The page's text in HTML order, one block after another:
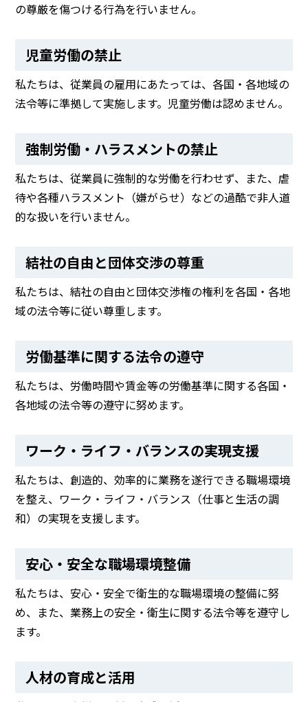
の尊厳を傷つける行為を行いません。
児童労働の禁止
私たちは、従業員の雇用にあたっては、各国・各地域の
法令等に準拠して実施します。児童労働は認めません。
強制労働・ハラスメントの禁止
私たちは、従業員に強制的な労働を行わせず、また、虐
待や各種ハラスメント（嫌がらせ）などの過酷で非人道
的な扱いを行いません。
結社の自由と団体交渉の尊重
私たちは、結社の自由と団体交渉権の権利を各国・各地
域の法令等に従い尊重します。
労働基準に関する法令の遵守
私たちは、労働時間や賃金等の労働基準に関する各国・
各地域の法令等の遵守に努めます。
ワーク・ライフ・バランスの実現支援
私たちは、創造的、効率的に業務を遂行できる職場環境
を整え、ワーク・ライフ・バランス（仕事と生活の調
和）の実現を支援します。
安心・安全な職場環境整備
私たちは、安心・安全で衛生的な職場環境の整備に努
め、また、業務上の安全・衛生に関する法令等を遵守し
ます。
人材の育成と活用